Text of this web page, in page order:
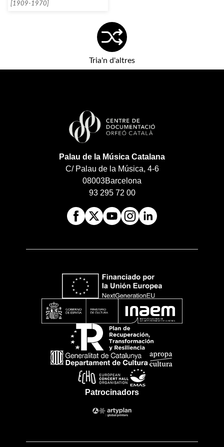
[1909-1970]
Tria'n d'altres
Palau de la Música Catalana
C/ Palau de la Música, 4-6
08003Barcelona
93 295 72 00
Patrocinadors